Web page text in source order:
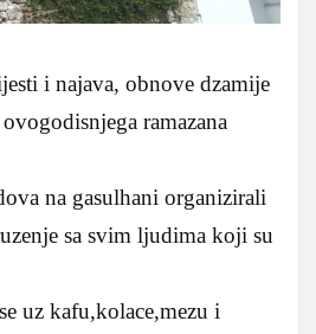
i najava, obnove dzamije
ramazana
na gasulhani organizirali
sa svim ljudima koji su
uz kafu,kolace,mezu i